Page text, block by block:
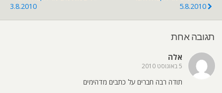
3.8.2010
5.8.2010
תגובה אחת
אלה
5 באוגוסט 2010
תודה רבה חברים על כתבים מדהימים